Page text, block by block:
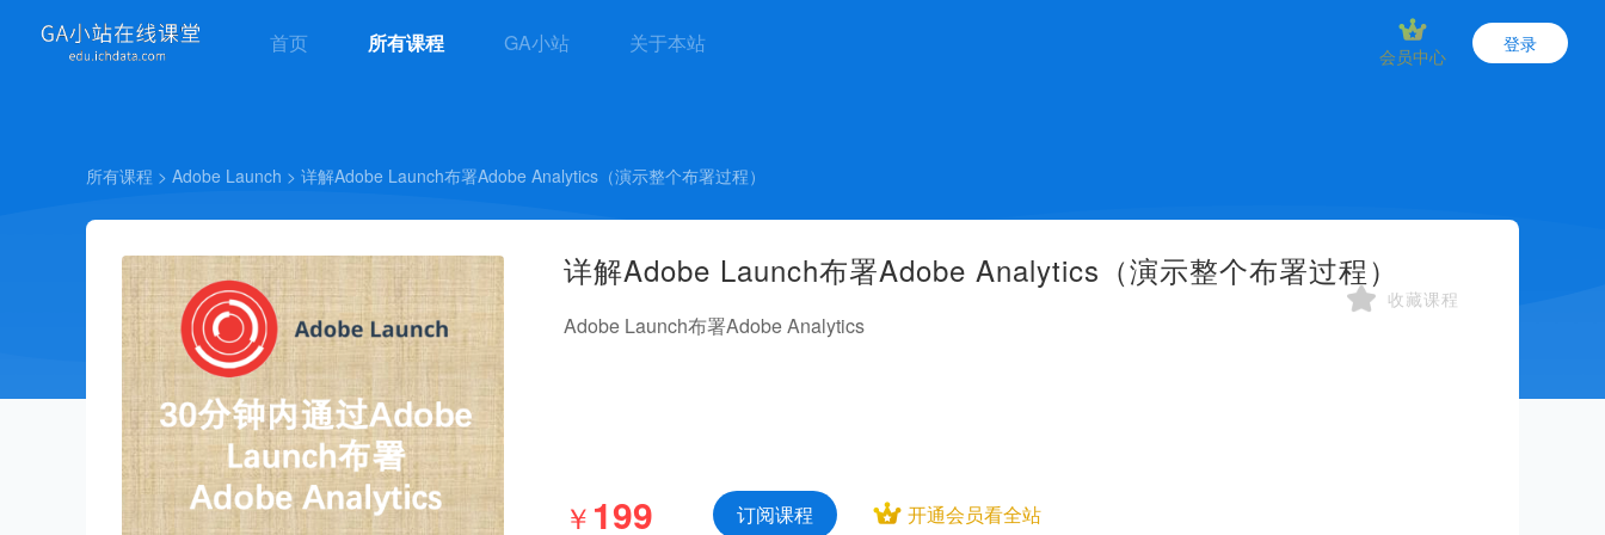
首页(current)所有课程 GA小站 关于本站
会员中心
登录
所有课程 > Adobe Launch > 详解Adobe Launch布署Adobe Analytics（演示整个布署过程）
详解Adobe Launch布署Adobe Analytics（演示整个布署过程）
收藏课程
Adobe Launch布署Adobe Analytics
￥ 199 订阅课程 开通会员看全站